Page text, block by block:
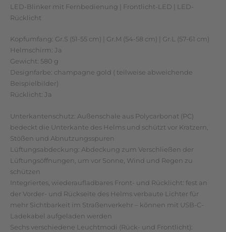
LED-Blinker mit Fernbedienung | Frontlicht-LED | LED-
Rücklicht
Kopfumfang: Gr.S (51-55 cm) | Gr.M (54-58 cm) | Gr.L (57-61 cm)
Helmschirm: Ja
Gewicht: 580 g
Designfarbe: champagne gold ( teilweise abweichende
Beispielbilder)
Rücklicht: Ja
Unterkantenschutz: Außenschale aus Polycarbonat (PC)
bedeckt die Unterkante des Helms und schützt vor Kratzern,
Stößen und Abnutzungsspuren
Lüftungsabdeckung: Abdeckung zum Verschließen der
Lüftungsöffnungen, um vor Sonne, Wind und Regen zu
schützen
Integriertes, wiederaufladbares Front- und Rücklicht: fest an
der Vorder- und Rückseite des Helms verbaute Lichter für
mehr Sichtbarkeit im Straßenverkehr – können mit USB-C-
Ladekabel aufgeladen werden
Sechs verschiedene Leuchtmodi (Rück- und Frontlicht):